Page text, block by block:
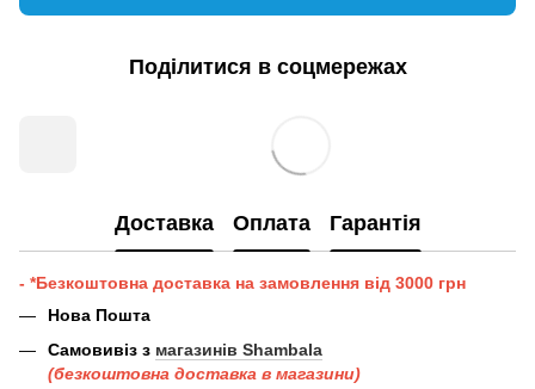
Поділитися в соцмережах
Доставка Оплата Гарантія
- *Безкоштовна доставка на замовлення від 3000 грн
Нова Пошта
Самовивіз з магазинів Shambala
(безкоштовна доставка в магазини)